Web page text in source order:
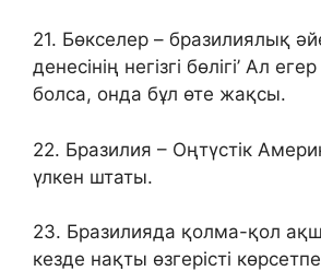
21. Бөкселер – бразилиялық
денесінің негізгі бөлігі’ Ал
болса, онда бұл өте жақсы.
22. Бразилия – Оңтүстік
үлкен штаты.
23. Бразилияда қолма-қол
кезде нақты өзгерісті